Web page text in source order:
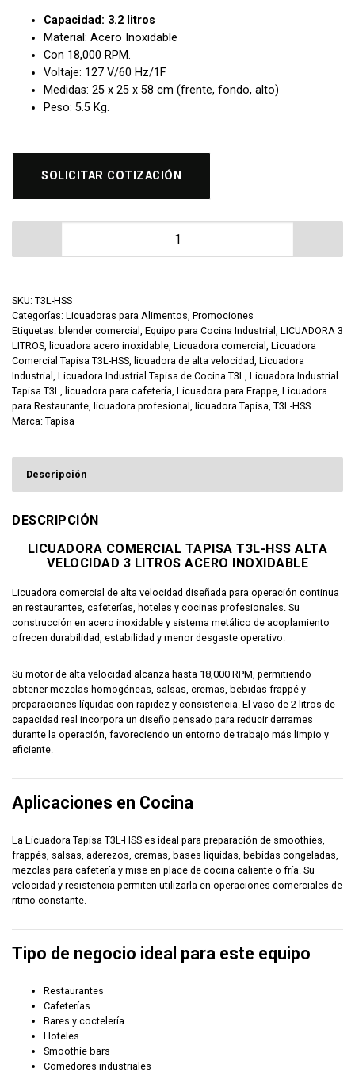
Capacidad: 3.2 litros
Material: Acero Inoxidable
Con 18,000 RPM.
Voltaje: 127 V/60 Hz/1F
Medidas: 25 x 25 x 58 cm (frente, fondo, alto)
Peso: 5.5 Kg.
SOLICITAR COTIZACIÓN
Licuadora Comercial Tapisa T3L-HSS Alta Velocidad
SKU: T3L-HSS
Categorías: Licuadoras para Alimentos Promociones
Etiquetas: blender comercial Equipo para Cocina Industrial
LICUADORA 3
LITROS licuadora acero inoxidable Licuadora comercial
Licuadora
Comercial Tapisa T3L-HSS licuadora de alta velocidad Licuadora
Industrial
Licuadora Industrial Tapisa de Cocina T3L
Licuadora Industrial
Tapisa T3L
licuadora para cafetería Licuadora para Frappe Licuadora
para Restaurante licuadora profesional licuadora Tapisa T3L-HSS
Marca: Tapisa
Descripción
DESCRIPCIÓN
LICUADORA COMERCIAL TAPISA T3L-HSS ALTA
VELOCIDAD 3 LITROS ACERO INOXIDABLE
Licuadora comercial de alta velocidad diseñada para operación continua
en restaurantes, cafeterías, hoteles y cocinas profesionales. Su
construcción en acero inoxidable y sistema metálico de acoplamiento
ofrecen durabilidad, estabilidad y menor desgaste operativo.
Su motor de alta velocidad alcanza hasta 18,000 RPM, permitiendo
obtener mezclas homogéneas, salsas, cremas, bebidas frappé y
preparaciones líquidas con rapidez y consistencia. El vaso de 2 litros de
capacidad real incorpora un diseño pensado para reducir derrames
durante la operación, favoreciendo un entorno de trabajo más limpio y
eficiente.
Aplicaciones en Cocina
La Licuadora Tapisa T3L-HSS es ideal para preparación de smoothies,
frappés, salsas, aderezos, cremas, bases líquidas, bebidas congeladas,
mezclas para cafetería y mise en place de cocina caliente o fría. Su
velocidad y resistencia permiten utilizarla en operaciones comerciales de
ritmo constante.
Tipo de negocio ideal para este equipo
Restaurantes
Cafeterías
Bares y coctelería
Hoteles
Smoothie bars
Comedores industriales